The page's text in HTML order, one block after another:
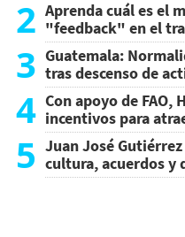
2 Aprenda cuál es el
"feedback" en el
3 Guatemala:
tras descenso de
4 Con apoyo de FAO,
incentivos para
5 Juan José
cultura, acuerdos y